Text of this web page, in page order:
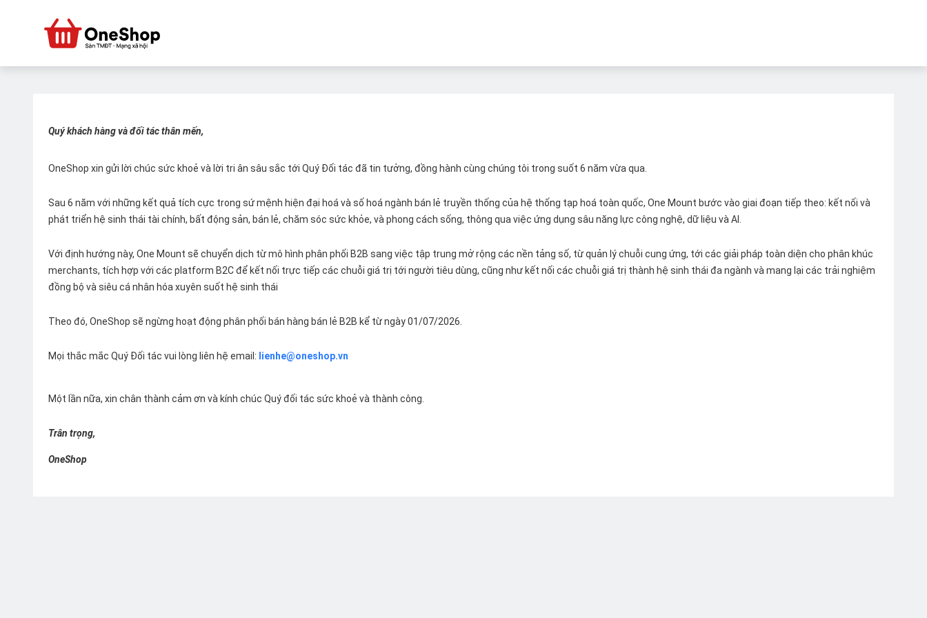
Quý khách hàng và đối tác thân mến,
OneShop xin gửi lời chúc sức khoẻ và lời tri ân sâu sắc tới Quý Đối tác đã tin tưởng, đồng hành cùng chúng tôi trong suốt 6 năm vừa qua.
Sau 6 năm với những kết quả tích cực trong sứ mệnh hiện đại hoá và số hoá ngành bán lẻ truyền thống của hệ thống tạp hoá toàn quốc, One Mount bước vào giai đoạn tiếp theo: kết nối và
phát triển hệ sinh thái tài chính, bất động sản, bán lẻ, chăm sóc sức khỏe, và phong cách sống, thông qua việc ứng dụng sâu năng lực công nghệ, dữ liệu và AI.
Với định hướng này, One Mount sẽ chuyển dịch từ mô hình phân phối B2B sang việc tập trung mở rộng các nền tảng số, từ quản lý chuỗi cung ứng, tới các giải pháp toàn diện cho phân khúc
merchants, tích hợp với các platform B2C để kết nối trực tiếp các chuỗi giá trị tới người tiêu dùng, cũng như kết nối các chuỗi giá trị thành hệ sinh thái đa ngành và mang lại các trải nghiệm
đồng bộ và siêu cá nhân hóa xuyên suốt hệ sinh thái
Theo đó, OneShop sẽ ngừng hoạt động phân phối bán hàng bán lẻ B2B kể từ ngày 01/07/2026.
Mọi thắc mắc Quý Đối tác vui lòng liên hệ email: lienhe@oneshop.vn
Một lần nữa, xin chân thành cảm ơn và kính chúc Quý đối tác sức khoẻ và thành công.
Trân trọng,
OneShop